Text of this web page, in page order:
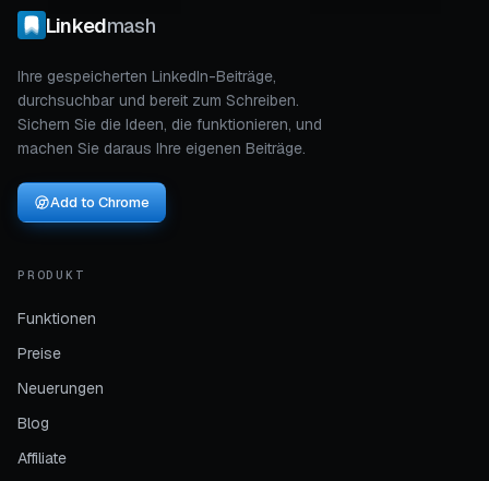
Linkedmash
Ihre gespeicherten LinkedIn-Beiträge,
durchsuchbar und bereit zum Schreiben.
Sichern Sie die Ideen, die funktionieren, und
machen Sie daraus Ihre eigenen Beiträge.
Add to Chrome
PRODUKT
Funktionen
Preise
Neuerungen
Blog
Affiliate